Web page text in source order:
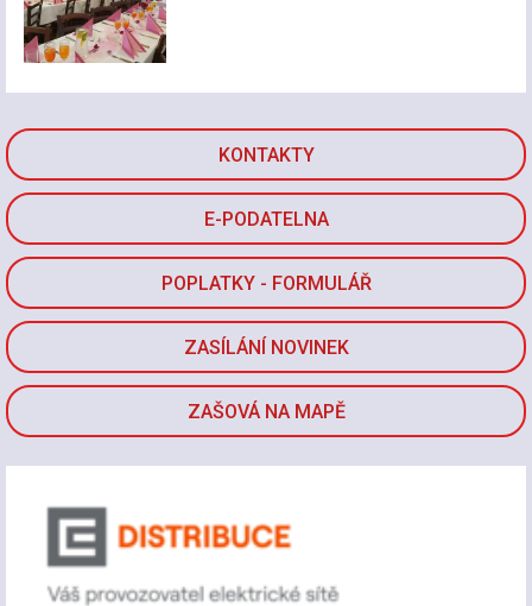
KONTAKTY
E-PODATELNA
POPLATKY - FORMULÁŘ
ZASÍLÁNÍ NOVINEK
ZAŠOVÁ NA MAPĚ